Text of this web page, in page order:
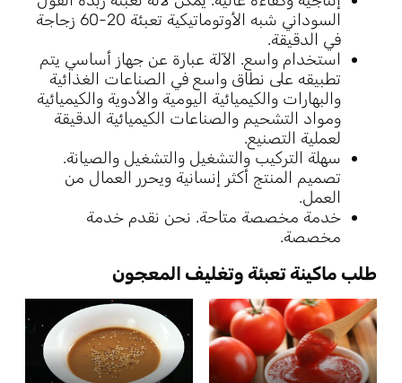
السوداني شبه الأوتوماتيكية تعبئة 20-60 زجاجة
في الدقيقة.
استخدام واسع. الآلة عبارة عن جهاز أساسي يتم
تطبيقه على نطاق واسع في الصناعات الغذائية
والبهارات والكيميائية اليومية والأدوية والكيميائية
ومواد التشحيم والصناعات الكيميائية الدقيقة
لعملية التصنيع.
سهلة التركيب والتشغيل والتشغيل والصيانة.
تصميم المنتج أكثر إنسانية ويحرر العمال من
العمل.
خدمة مخصصة متاحة. نحن نقدم خدمة
مخصصة.
طلب ماكينة تعبئة وتغليف المعجون